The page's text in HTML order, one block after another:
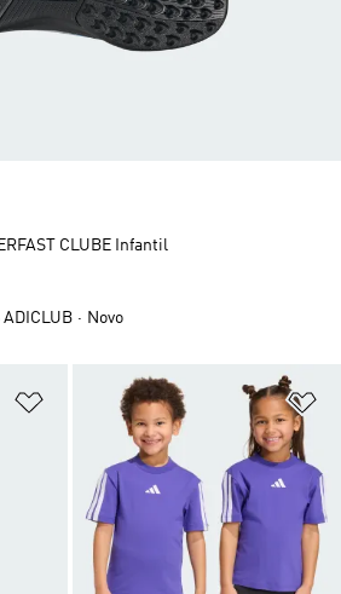
Adicionar à Lista de Desejos
CLUBE Infantil
ADICLUB
Novo